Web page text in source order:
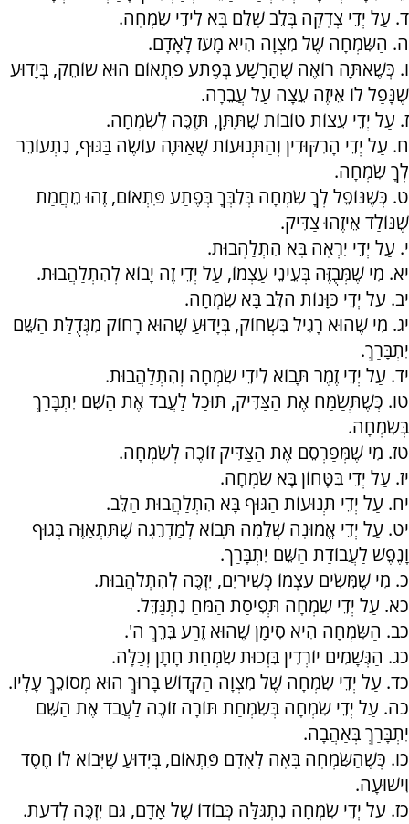
ד. עַל יְדֵי צְדָקָה בְּלֵב שָׁלֵם בָּא לִידֵי שִׂמְחָה.
ה. הַשִּׂמְחָה שֶׁל מִצְוָה הִיא מָעֹז לָאָדָם.
ו. כְּשֶׁאַתָּה רוֹאֶה שֶׁהָרָשָׁע בְּפֶתַע פִּתְאוֹם הוּא שוֹחֵק, בְּיָדוּעַ
שֶׁנָּפַל לוֹ אֵיזֶה עֵצָה עַל עֲבֵרָה.
ז. עַל יְדֵי עֵצוֹת טוֹבוֹת שֶׁתִּתֵּן, תִּזְכֶּה לְשִׂמְחָה.
ח. עַל יְדֵי הָרִקּוּדִין וְהַתְּנוּעוֹת שֶׁאַתָּה עוֹשֶׂה בַּגּוּף, נִתְעוֹרֵר
לְךָ שִׂמְחָה.
ט. כְּשֶׁנּוֹפֵל לְךָ שִׂמְחָה בְּלִבְּךָ בְּפֶתַע פִּתְאוֹם, זֶהוּ מֵחֲמַת
שֶׁנּוֹלַד אֵיזֶהוּ צַדִּיק.
י. עַל יְדֵי יִרְאָה בָּא הִתְלַהֲבוּת.
יא. מִי שֶׁמְּבֻזֶּה בְּעֵינֵי עַצְמוֹ, עַל יְדֵי זֶה יָבוֹא לְהִתְלַהֲבוּת.
יב. עַל יְדֵי כַּוָּנוֹת הַלֵּב בָּא שִׂמְחָה.
יג. מִי שֶׁהוּא רָגִיל בִּשְׂחוֹק, בְּיָדוּעַ שֶׁהוּא רָחוֹק מִגְּדֻלַּת הַשֵּׁם
יִתְבָּרַךְ.
יד. עַל יְדֵי זֶמֶר תָּבוֹא לִידֵי שִׂמְחָה וְהִתְלַהֲבוּת.
טו. כְּשֶׁתְּשַׂמַּח אֶת הַצַּדִּיק, תּוּכַל לַעֲבֹד אֶת הַשֵּׁם יִתְבָּרַךְ
בְּשִׂמְחָה.
טז. מִי שֶׁמְּפַרְסֵם אֶת הַצַּדִּיק זוֹכֶה לְשִׂמְחָה.
יז. עַל יְדֵי בִּטָּחוֹן בָּא שִׂמְחָה.
יח. עַל יְדֵי תְּנוּעוֹת הַגּוּף בָּא הִתְלַהֲבוּת הַלֵּב.
יט. עַל יְדֵי אֱמוּנָה שְׁלֵמָה תָּבוֹא לְמַדְרֵגָה שֶׁתִּתְאַוֶּה בְּגוּף
וָנֶפֶשׁ לַעֲבוֹדַת הַשֵּׁם יִתְבָּרַך.
כ. מִי שֶׁמֵּשִׂים עַצְמוֹ כְּשִׁירַיִם, יִזְכֶּה לְהִתְלַהֲבוּת.
כא. עַל יְדֵי שִׂמְחָה תְּפִיסַת הַמֹּחַ נִתְגַּדֵּל.
כב. הַשִּׂמְחָה הִיא סִימָן שֶׁהוּא זֶרַע בֵּרֵךְ ה'.
כג. הַגְּשָׁמִים יוֹרְדִין בִּזְכוּת שִׂמְחַת חָתָן וְכַלָּה.
כד. עַל יְדֵי שִׂמְחָה שֶׁל מִצְוָה הַקָּדוֹשׁ בָּרוּךְ הוּא מְסוֹכֵךְ עָלָיו.
כה. עַל יְדֵי שִׂמְחָה בְּשִׂמְחַת תּוֹרָה זוֹכֶה לַעֲבֹד אֶת הַשֵּׁם
יִתְבָּרַךְ בְּאַהֲבָה.
כו. כְּשֶׁהַשִּׂמְחָה בָּאָה לָאָדָם פִּתְאוֹם, בְּיָדוּעַ שֶׁיָּבוֹא לוֹ חֶסֶד
וִישׁוּעָה.
כז. עַל יְדֵי שִׂמְחָה נִתְגַּלָּה כְּבוֹדוֹ שֶׁל אָדָם, גַּם יִזְכֶּה לְדַעַת.